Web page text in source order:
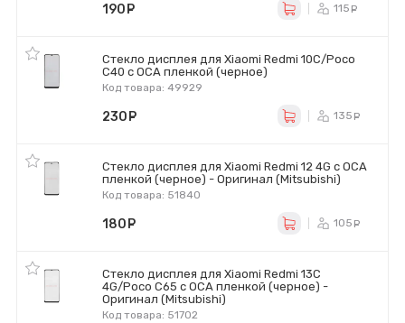
190 115
Стекло дисплея для Xiaomi Redmi 10C/Poco
C40 с OCA пленкой (черное)
Код товара: 49929
230 135
Стекло дисплея для Xiaomi Redmi 12 4G с OCA
пленкой (черное) - Оригинал (Mitsubishi)
Код товара: 51840
180 105
Стекло дисплея для Xiaomi Redmi 13C
4G/Poco C65 с OCA пленкой (черное) -
Оригинал (Mitsubishi)
Код товара: 51702